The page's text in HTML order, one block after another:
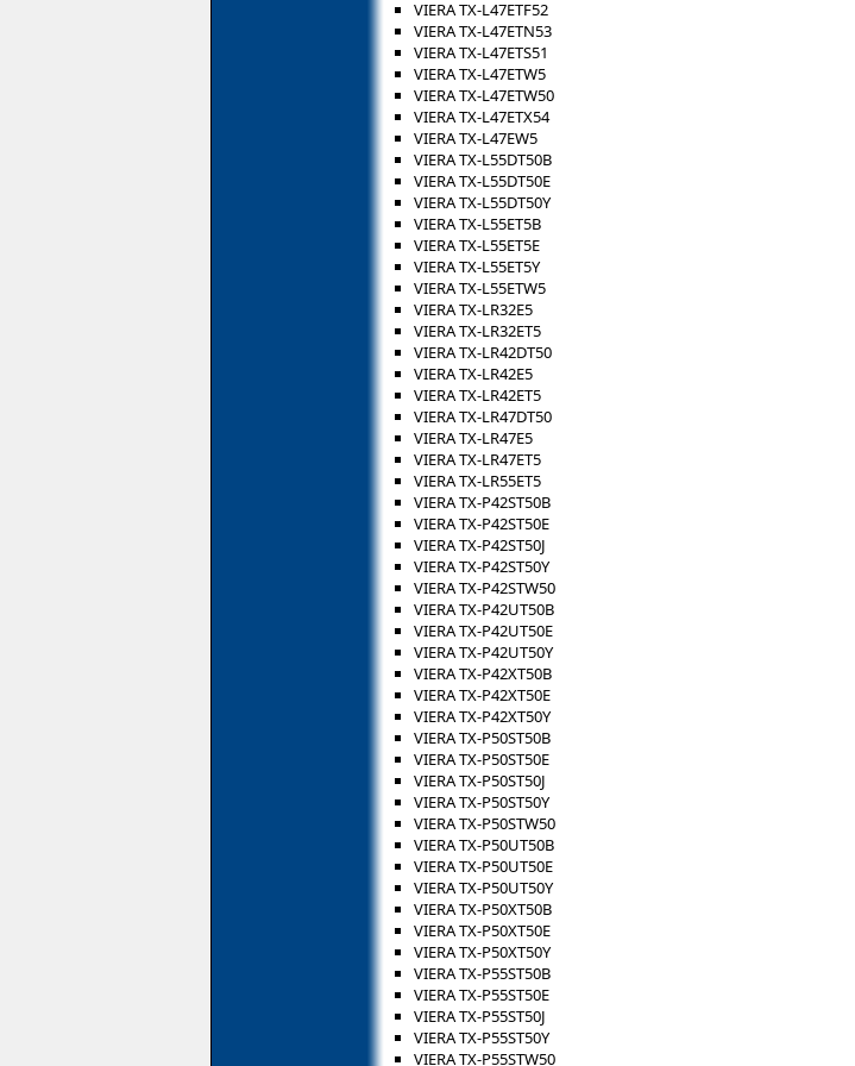
VIERA TX-L47ETF52
VIERA TX-L47ETN53
VIERA TX-L47ETS51
VIERA TX-L47ETW5
VIERA TX-L47ETW50
VIERA TX-L47ETX54
VIERA TX-L47EW5
VIERA TX-L55DT50B
VIERA TX-L55DT50E
VIERA TX-L55DT50Y
VIERA TX-L55ET5B
VIERA TX-L55ET5E
VIERA TX-L55ET5Y
VIERA TX-L55ETW5
VIERA TX-LR32E5
VIERA TX-LR32ET5
VIERA TX-LR42DT50
VIERA TX-LR42E5
VIERA TX-LR42ET5
VIERA TX-LR47DT50
VIERA TX-LR47E5
VIERA TX-LR47ET5
VIERA TX-LR55ET5
VIERA TX-P42ST50B
VIERA TX-P42ST50E
VIERA TX-P42ST50J
VIERA TX-P42ST50Y
VIERA TX-P42STW50
VIERA TX-P42UT50B
VIERA TX-P42UT50E
VIERA TX-P42UT50Y
VIERA TX-P42XT50B
VIERA TX-P42XT50E
VIERA TX-P42XT50Y
VIERA TX-P50ST50B
VIERA TX-P50ST50E
VIERA TX-P50ST50J
VIERA TX-P50ST50Y
VIERA TX-P50STW50
VIERA TX-P50UT50B
VIERA TX-P50UT50E
VIERA TX-P50UT50Y
VIERA TX-P50XT50B
VIERA TX-P50XT50E
VIERA TX-P50XT50Y
VIERA TX-P55ST50B
VIERA TX-P55ST50E
VIERA TX-P55ST50J
VIERA TX-P55ST50Y
VIERA TX-P55STW50